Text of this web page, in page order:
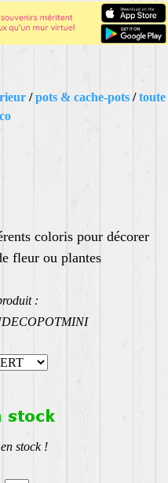
/pots & cache-pots /toute
coloris pour décorer
fleur ou plantes
:
stock !